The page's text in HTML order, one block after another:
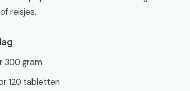
reisjes.
300 gram
120 tabletten